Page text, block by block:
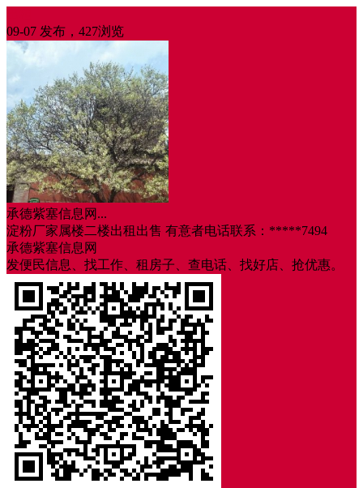
09-07 发布，427浏览
承德紫塞信息网...
淀粉厂家属楼二楼出租出售 有意者电话联系：*****7494
承德紫塞信息网
发便民信息、找工作、租房子、查电话、找好店、抢优惠。